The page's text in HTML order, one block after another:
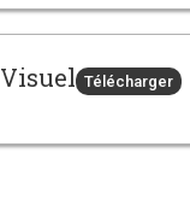
Visuel Télécharger